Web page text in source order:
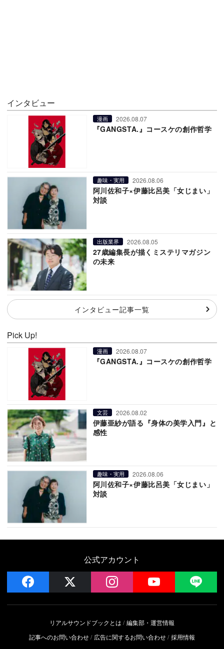
インタビュー
漫画 2026.08.07
『GANGSTA.』コースケの創作哲学
趣味・実用 2026.08.06
阿川佐和子×伊藤比呂美「女じまい」
対談
出版業界 2026.08.05
27歳編集長が描くミステリマガジン
の未来
インタビュー記事一覧
Pick Up!
漫画 2026.08.07
『GANGSTA.』コースケの創作哲学
文芸 2026.08.02
伊藤亜紗が語る『身体の美学入門』と
感性
趣味・実用 2026.08.06
阿川佐和子×伊藤比呂美「女じまい」
対談
公式アカウント
facebook instagram YouTube
リアルサウンドブックとは
編集部・運営情報
記事へのお問い合わせ
広告に関するお問い合わせ 採用情報